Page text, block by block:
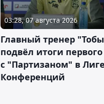
03:28, 07 августа 2026
Главный тренер
подвёл итоги
с "Партизаном" в
Конференций